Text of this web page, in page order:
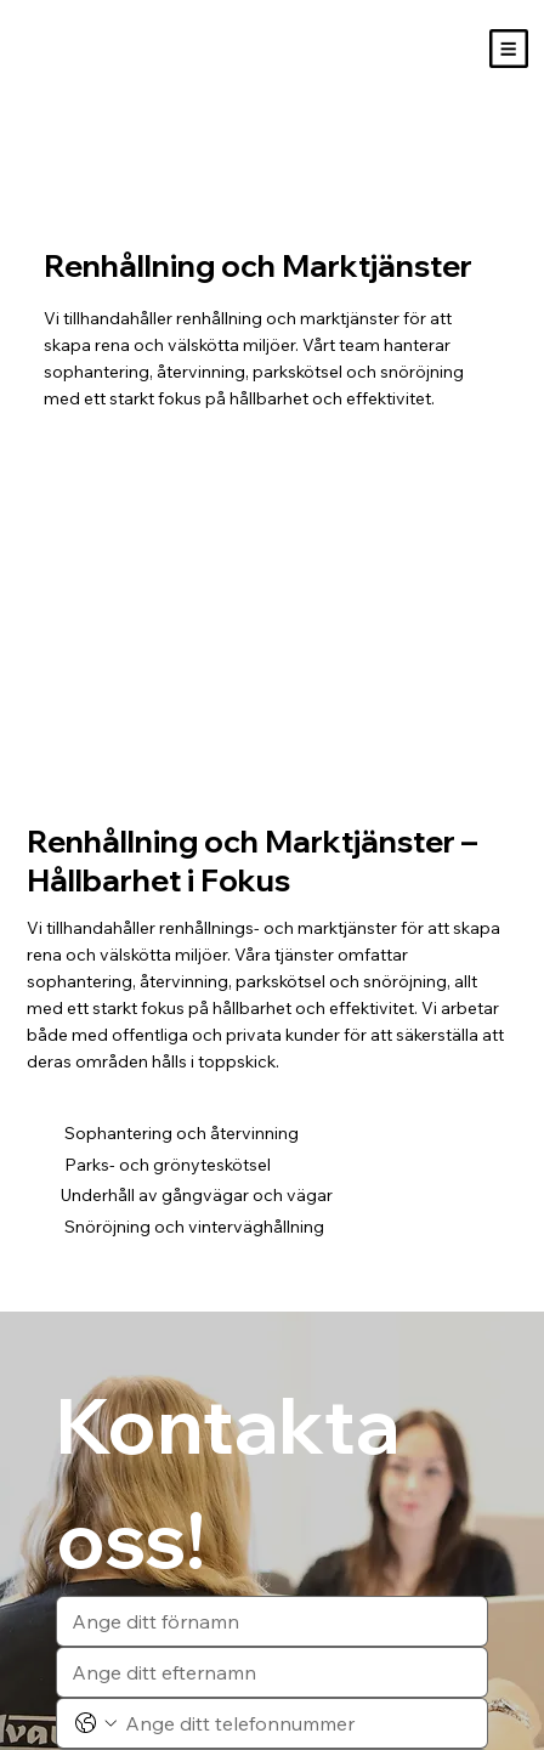
Renhållning och Marktjänster
Vi tillhandahåller renhållning och marktjänster för att
skapa rena och välskötta miljöer. Vårt team hanterar
sophantering, återvinning, parkskötsel och snöröjning
med ett starkt fokus på hållbarhet och effektivitet.
Kontakta
oss!
Renhållning och Marktjänster –
Hållbarhet i Fokus
Vi tillhandahåller renhållnings- och marktjänster för att skapa
rena och välskötta miljöer. Våra tjänster omfattar
sophantering, återvinning, parkskötsel och snöröjning, allt
med ett starkt fokus på hållbarhet och effektivitet. Vi arbetar
både med offentliga och privata kunder för att säkerställa att
deras områden hålls i toppskick.
Sophantering och återvinning
Parks- och grönyteskötsel
Underhåll av gångvägar och vägar
Snöröjning och vinterväghållning